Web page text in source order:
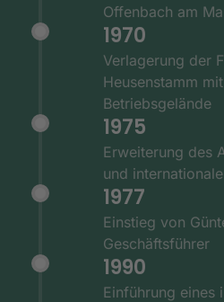
Offenbach am
1970
Verlagerung der
Heusenstamm
Betriebsgelände
1975
Erweiterung des
und
1977
Einstieg von
Geschäftsführer
1990
Einführung eines